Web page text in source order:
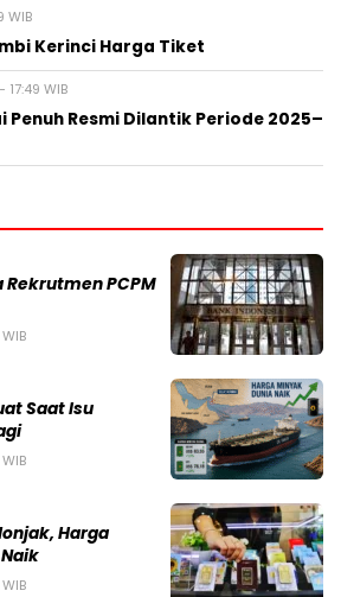
WIB
Kerinci Harga Tiket
WIB
Penuh Resmi Dilantik Periode 2025–
Rekrutmen PCPM
Saat Isu
Harga